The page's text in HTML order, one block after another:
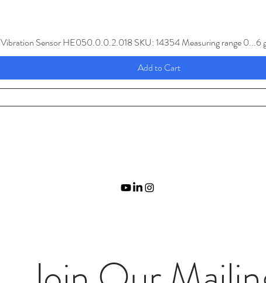
Vibration Sensor HE050.0.0.2.018 SKU: 14354 Measuring range 0...6
Add to Cart